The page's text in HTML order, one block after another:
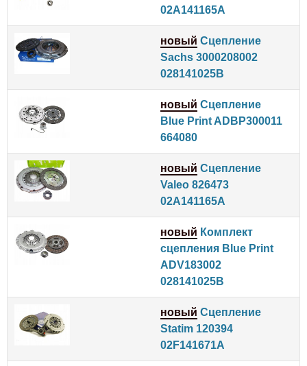
02A141165A
новый Сцепление
Sachs 3000208002
028141025B
новый Сцепление
Blue Print ADBP300011
664080
новый Сцепление
Valeo 826473
02A141165A
новый Комплект
сцепления Blue Print
ADV183002
028141025B
новый Сцепление
Statim 120394
02F141671A